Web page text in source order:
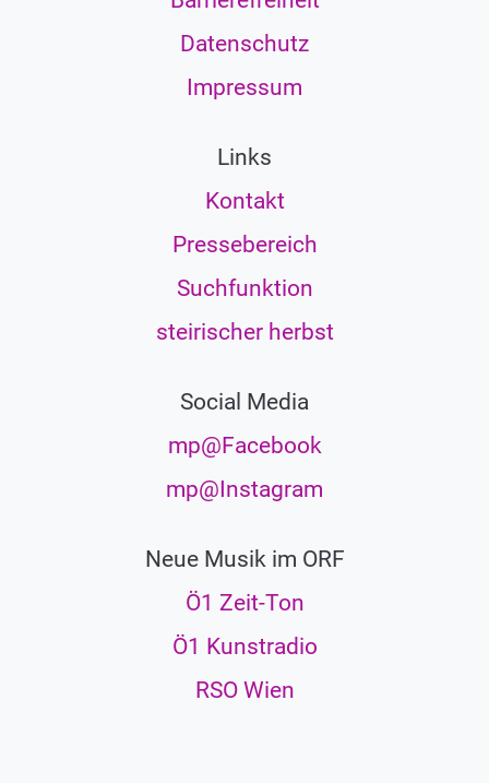
Datenschutz
Impressum
Links
Kontakt
Pressebereich
Suchfunktion
steirischer herbst
Social Media
mp@Facebook
mp@Instagram
Neue Musik im ORF
Ö1 Zeit-Ton
Ö1 Kunstradio
RSO Wien